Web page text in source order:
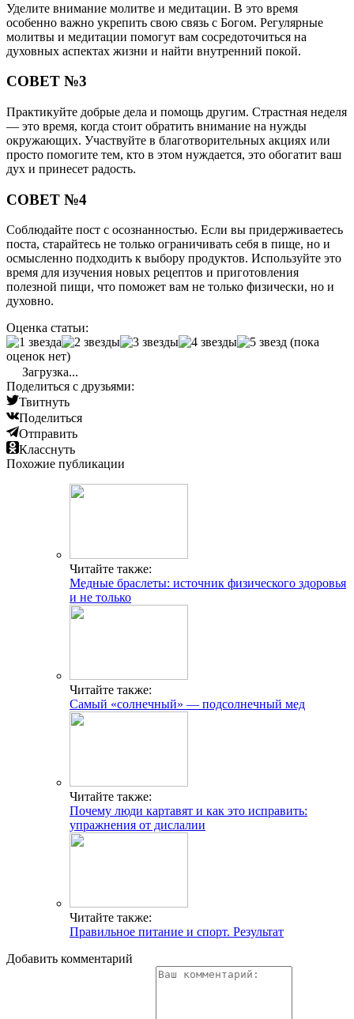
Уделите внимание молитве и медитации. В это время
особенно важно укрепить свою связь с Богом. Регулярные
молитвы и медитации помогут вам сосредоточиться на
духовных аспектах жизни и найти внутренний покой.
СОВЕТ №3
Практикуйте добрые дела и помощь другим. Страстная неделя
— это время, когда стоит обратить внимание на нужды
окружающих. Участвуйте в благотворительных акциях или
просто помогите тем, кто в этом нуждается, это обогатит ваш
дух и принесет радость.
СОВЕТ №4
Соблюдайте пост с осознанностью. Если вы придерживаетесь
поста, старайтесь не только ограничивать себя в пище, но и
осмысленно подходить к выбору продуктов. Используйте это
время для изучения новых рецептов и приготовления
полезной пищи, что поможет вам не только физически, но и
духовно.
Оценка статьи:
(пока
оценок нет)
Загрузка...
Поделиться с друзьями:
Твитнуть
Поделиться
Отправить
Класснуть
Похожие публикации
Читайте также:
Медные браслеты: источник физического здоровья
и не только
Читайте также:
Самый «солнечный» — подсолнечный мед
Читайте также:
Почему люди картавят и как это исправить:
упражнения от дислалии
Читайте также:
Правильное питание и спорт. Результат
Добавить комментарий